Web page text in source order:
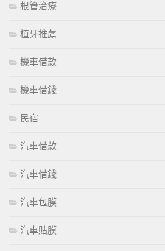
根管治療
植牙推薦
機車借款
機車借錢
民宿
汽車借款
汽車借錢
汽車包膜
汽車貼膜